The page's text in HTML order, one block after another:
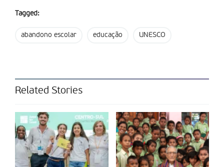
Tagged:
abandono escolar educação UNESCO
Related Stories